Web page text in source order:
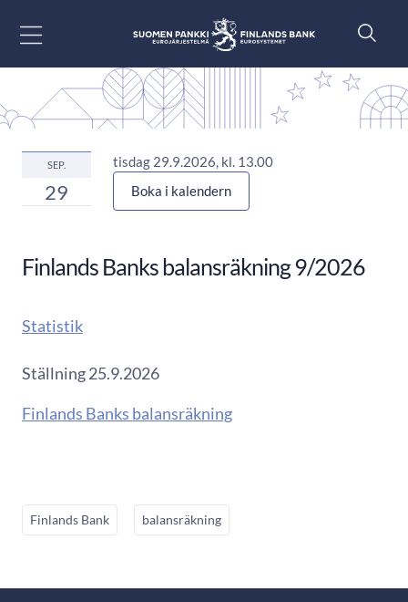
SEP.
29
tisdag 29.9.2026, kl. 13.00
Boka i kalendern
Finlands Banks balansräkning 9/2026
Statistik
Ställning 25.9.2026
Finlands Banks balansräkning
Finlands Bank balansräkning